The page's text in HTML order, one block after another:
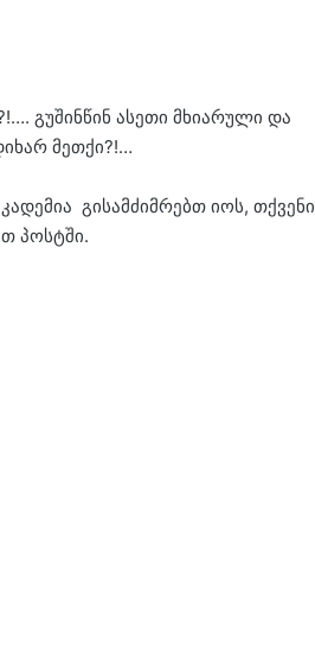
გუშინწინ ასეთი მხიარული და
მეთქი?!…
გისამძიმრებთ იოს, თქვენი
პოსტში.